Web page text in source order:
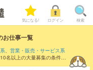
気になる! ログイン 検索
お仕事一覧
、 営業・販売・サービス系
名以上の大量募集の条件の